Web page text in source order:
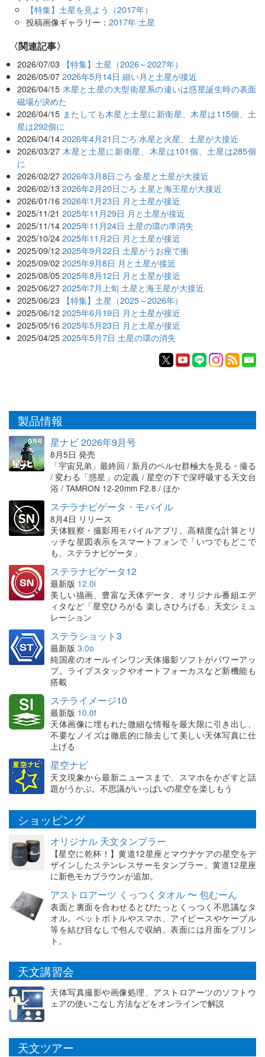
【特集】土星を見よう（2017年）
投稿画像ギャラリー： 2017年 土星
関連記事
2026/07/03 【特集】土星（2026～2027年）
2026/05/07 2026年5月14日 細い月と土星が接近
2026/04/15 木星と土星の大型衛星系の違いは惑星誕生時の表面
磁場が決めた
2026/04/15 またしても木星と土星に新衛星、木星は115個、土
星は292個に
2026/04/14 2026年4月21日ごろ 水星と火星、土星が大接近
2026/03/27 木星と土星に新衛星、木星は101個、土星は285個
に
2026/02/27 2026年3月8日ごろ 金星と土星が大接近
2026/02/13 2026年2月20日ごろ 土星と海王星が大接近
2026/01/16 2026年1月23日 月と土星が接近
2025/11/21 2025年11月29日 月と土星が接近
2025/11/14 2025年11月24日 土星の環の準消失
2025/10/24 2025年11月2日 月と土星が接近
2025/09/12 2025年9月22日 土星がうお座で衝
2025/09/02 2025年9月8日 月と土星が接近
2025/08/05 2025年8月12日 月と土星が接近
2025/06/27 2025年7月上旬 土星と海王星が大接近
2025/06/23 【特集】土星（2025～2026年）
2025/06/12 2025年6月19日 月と土星が接近
2025/05/16 2025年5月23日 月と土星が接近
2025/04/25 2025年5月7日 土星の環の消失
製品情報
星ナビ 2026年9月号
8月5日 発売
「宇宙兄弟」最終回 / 新月のペルセ群極大を見る・撮る
/ 変わる「惑星」の定義 / 星空の下で深呼吸する天文台
浴 / TAMRON 12-20mm F2.8 / ほか
ステラナビゲータ・モバイル
8月4日 リリース
天体観察・撮影用モバイルアプリ。高精度な計算とリ
ッチな星図表示をスマートフォンで「いつでもどこで
も、ステラナビゲータ」
ステラナビゲータ12
最新版 12.0i
美しい描画、豊富な天体データ、オリジナル番組エデ
ィタなど「星空ひろがる 楽しさひろげる」天文シミュ
レーション
ステラショット3
最新版 3.0o
純国産のオールインワン天体撮影ソフトがパワーアッ
プ。ライブスタックやオートフォーカスなど新機能も
搭載
ステライメージ10
最新版 10.0f
天体画像に埋もれた微細な情報を最大限に引き出し、
不要なノイズは徹底的に除去して美しい天体写真に仕
上げる
星空ナビ
天文現象から最新ニュースまで、スマホをかざすと話
題がうかぶ。不思議がいっぱいの星空を楽しもう
ショッピング
オリジナル 天文タンブラー
【星空に乾杯！】黄道12星座とマウナケアの星空をデ
ザインしたステンレスサーモタンブラー。黄道12星座
に新色モカブラウンが追加。
アストロアーツ くっつくタオル 〜 包むーん
表面と裏面を合わせるとぴたっとくっつく不思議なタ
オル。ペットボトルやスマホ、アイピースやケーブル
等を結び目なしで包んで収納。表面には月面をプリン
ト。
天文講習会
天体写真撮影や画像処理、アストロアーツのソフトウ
ェアの使いこなし方法などをオンラインで解説
天文ツアー